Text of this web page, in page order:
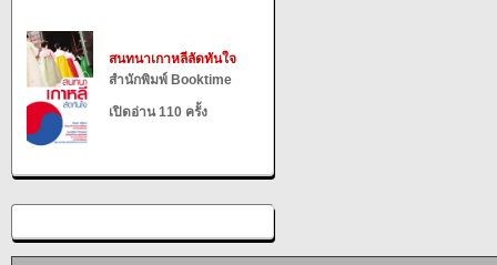
สนทนาเกาหลีลัดทันใจ
สำนักพิมพ์ Booktime
เปิดอ่าน 110 ครั้ง